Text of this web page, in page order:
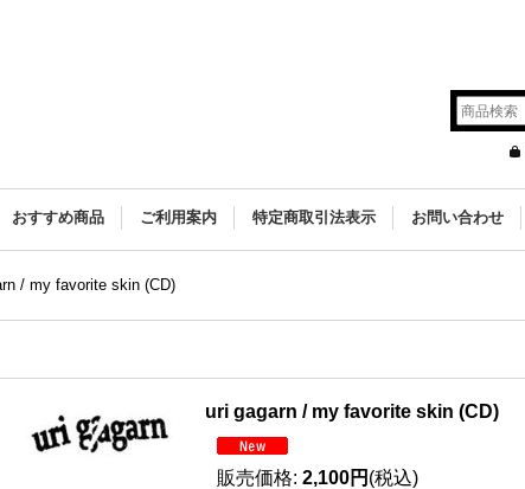
おすすめ商品 ご利用案内 特定商取引法表示 お問い合わせ
/ my favorite skin (CD)
uri gagarn / my favorite skin (CD)
販売価格: 2,100円 (税込)